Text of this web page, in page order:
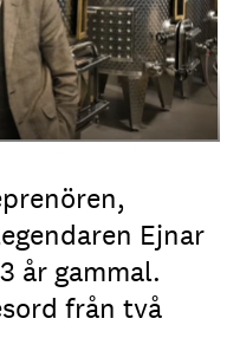
Ejnar
år gammal.
från två